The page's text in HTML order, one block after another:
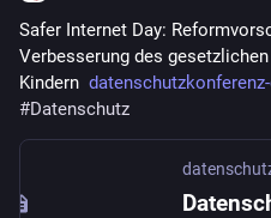
Safer Internet Day:
Verbesserung des
Kindern
#Datenschutz